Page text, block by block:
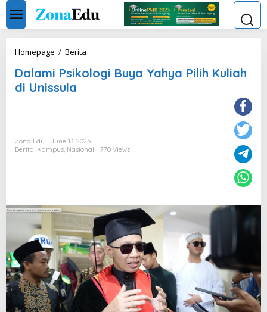
Skip
content
Homepage / Berita
Buya
Yahya
Dalami Psikologi Buya Yahya Pilih Kuliah
di Unissula
Zona Edu
June 13, 2025
Berita, Kampus, Nasional 770 Views